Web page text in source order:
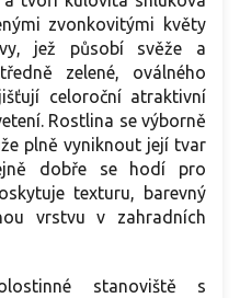
zvonkovitými květy
jež působí svěže a
zelené, oválného
celoroční atraktivní
Rostlina se výborně
plně vyniknout její tvar
dobře se hodí pro
texturu, barevný
vrstvu v zahradních
stanoviště s